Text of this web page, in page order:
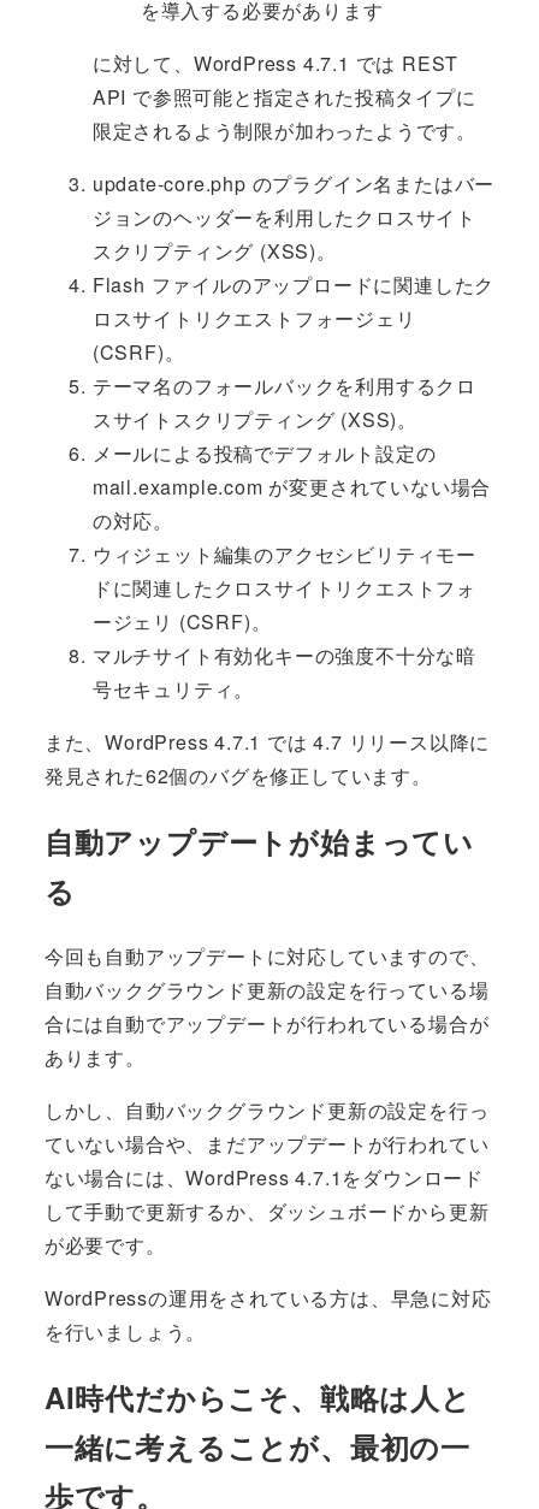
を導入する必要があります
に対して、WordPress 4.7.1 では REST
API で参照可能と指定された投稿タイプに
限定されるよう制限が加わったようです。
update-core.php のプラグイン名またはバー
ジョンのヘッダーを利用したクロスサイト
スクリプティング (XSS)。
Flash ファイルのアップロードに関連したク
ロスサイトリクエストフォージェリ
(CSRF)。
テーマ名のフォールバックを利用するクロ
スサイトスクリプティング (XSS)。
メールによる投稿でデフォルト設定の
mail.example.com が変更されていない場合
の対応。
ウィジェット編集のアクセシビリティモー
ドに関連したクロスサイトリクエストフォ
ージェリ (CSRF)。
マルチサイト有効化キーの強度不十分な暗
号セキュリティ。
また、WordPress 4.7.1 では 4.7 リリース以降に
発見された62個のバグを修正しています。
自動アップデートが始まってい
る
今回も自動アップデートに対応していますので、
自動バックグラウンド更新の設定を行っている場
合には自動でアップデートが行われている場合が
あります。
しかし、自動バックグラウンド更新の設定を行っ
ていない場合や、まだアップデートが行われてい
ない場合には、WordPress 4.7.1をダウンロード
して手動で更新するか、ダッシュボードから更新
が必要です。
WordPressの運用をされている方は、早急に対応
を行いましょう。
AI時代だからこそ、戦略は人と
一緒に考えることが、最初の一
歩です。